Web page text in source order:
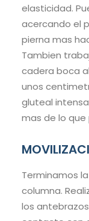
elasticidad.
acercando el
pierna mas
Tambien
cadera boca
unos
gluteal
mas de lo
Terminamos
columna.
los